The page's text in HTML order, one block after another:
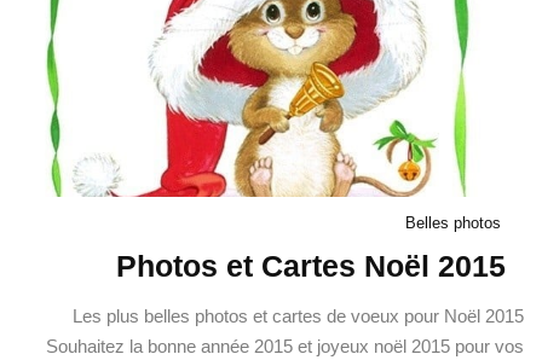
Belles photos
Photos et Cartes Noël 2015
Les plus belles photos et cartes de voeux pour Noël 2015
Souhaitez la bonne année 2015 et joyeux noël 2015 pour vos